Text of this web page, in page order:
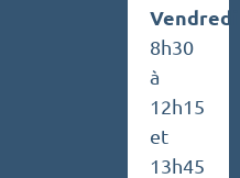
Vendredi
8h30
à
12h15
et
13h45